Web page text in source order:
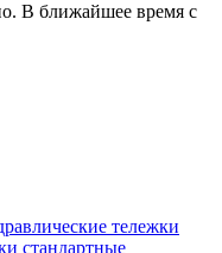
В ближайшее время с
тележки